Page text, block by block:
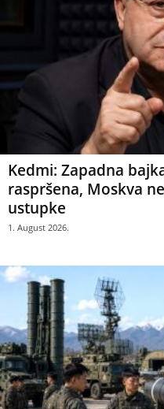
Kedmi: Zapadna
raspršena, Moskva
ustupke
1. August 2026.